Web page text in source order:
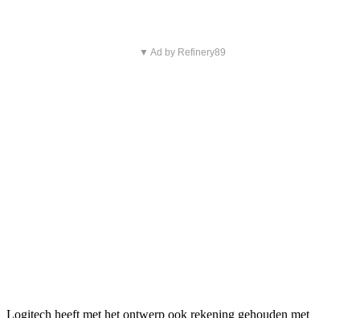
▼ Ad by Refinery89
Logitech heeft met het ontwerp ook rekening gehouden met